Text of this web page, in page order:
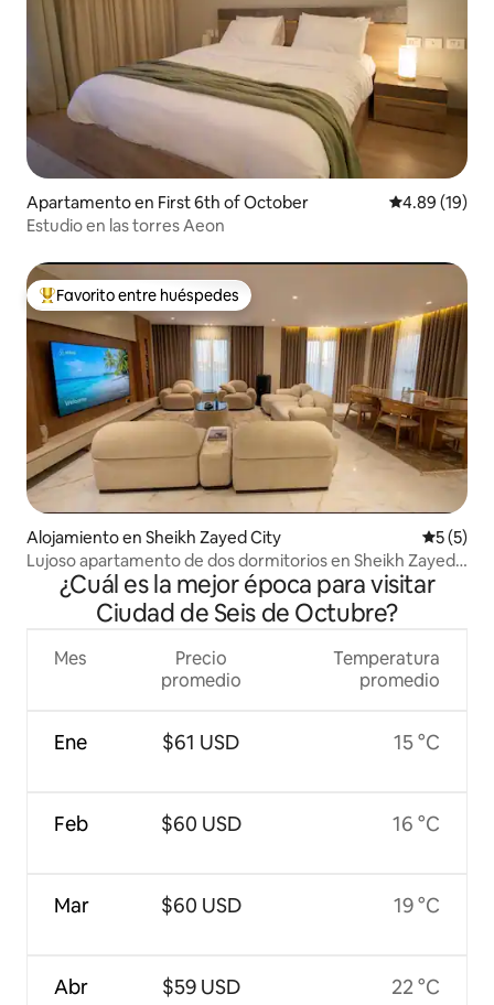
Apartamento en First 6th of October Calificación
4.89 (19)
Estudio en las torres Aeon
Favorito entre huéspedes preferido
Favorito entre huéspedes
Alojamiento en Sheikh Zayed City
5 (5)
Lujoso apartamento de dos dormitorios en Sheikh Zayed
Arkan Plaza
¿Cuál es la mejor época para visitar
Ciudad de Seis de Octubre?
Mes
Ene
Feb
Mar
Abr
Precio
promedio
$61 USD
$60 USD
$60 USD
$59 USD
Temperatura
promedio
15 °C
16 °C
19 °C
22 °C